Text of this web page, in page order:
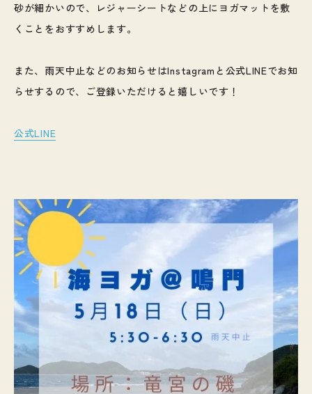
砂が細かいので、レジャーシートなどの上にヨガマットを敷
くことをおすすめします。
また、雨天中止などのお知らせはInstagramと公式LINEでお知
らせするので、ご登録いただけると嬉しいです！
公式LINE